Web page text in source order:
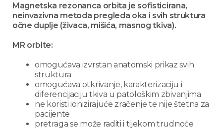
Magnetska rezonanca orbita je sofisticirana,
neinvazivna metoda pregleda oka i svih struktura
očne duplje (živaca, mišića, masnog tkiva).
MR orbite:
omogućava izvrstan anatomski prikaz svih
struktura
omogućava otkrivanje, karakterizaciju i
diferencijaciju tkiva u patološkim zbivanjima
ne koristi ionizirajuće zračenje te nije štetna za
pacijente
pretraga se može raditi i tijekom trudnoće